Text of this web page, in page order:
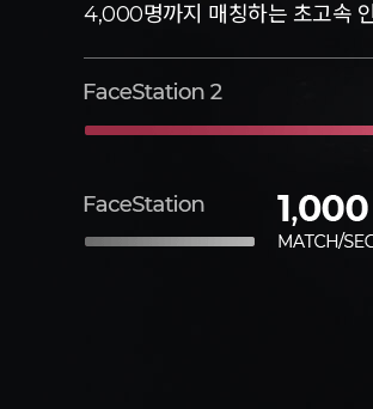
4,000명까지 매칭하는 초고속